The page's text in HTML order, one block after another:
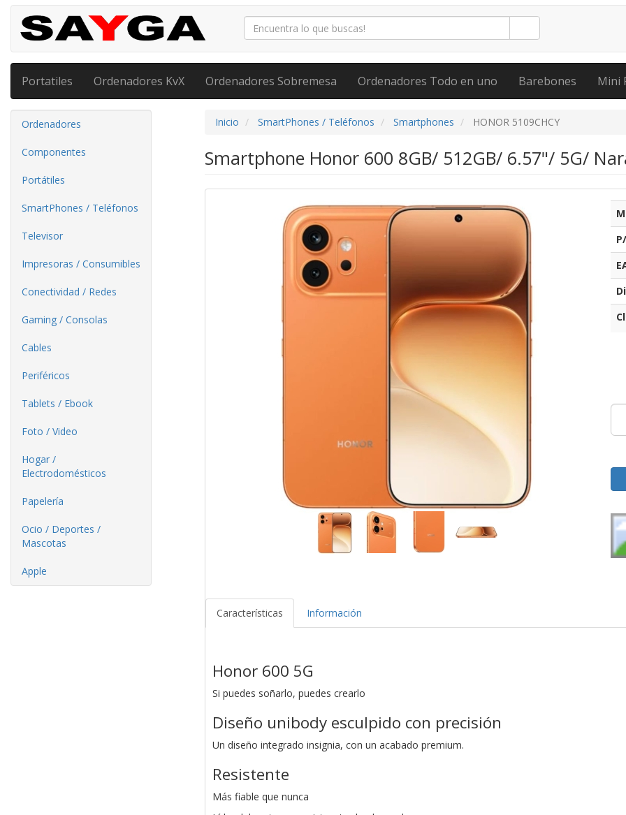
Portatiles Ordenadores KvX Ordenadores Sobremesa Ordenadores Todo en uno Barebones Mini
Ordenadores
Componentes
Portátiles
SmartPhones / Teléfonos
Televisor
Impresoras / Consumibles
Conectividad / Redes
Gaming / Consolas
Cables
Periféricos
Tablets / Ebook
Foto / Video
Hogar /
Electrodomésticos
Papelería
Ocio / Deportes /
Mascotas
Apple
Inicio SmartPhones / Teléfonos Smartphones HONOR 5109CHCY
Smartphone Honor 600 8GB/ 512GB/ 6.57"/ 5G/
Características Información
Honor 600 5G
Si puedes soñarlo, puedes crearlo
Diseño unibody esculpido con precisión
Un diseño integrado insignia, con un acabado premium.
Resistente
Más fiable que nunca